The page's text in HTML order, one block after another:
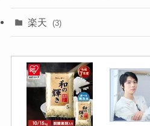
(6)
(5)
(2)
楽天 (3)
(2)